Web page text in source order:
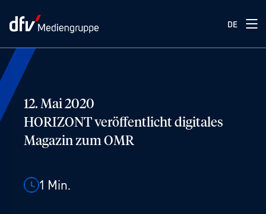
DE
12. Mai 2020
HORIZONT veröffentlicht digitales
Magazin zum OMR
1 Min.